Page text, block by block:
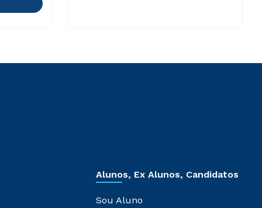
Alunos, Ex Alunos, Candidatos
Sou Aluno